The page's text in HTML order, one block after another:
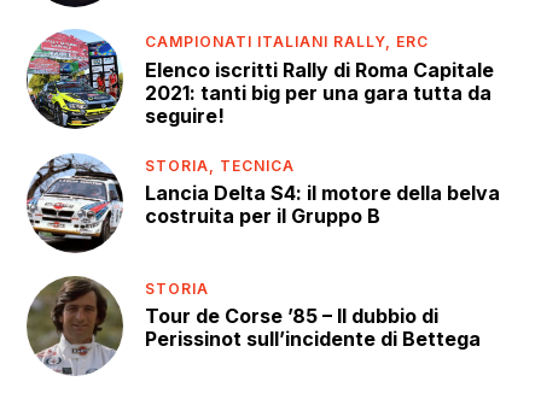
CAMPIONATI ITALIANI RALLY, ERC
Elenco iscritti Rally di Roma Capitale
2021: tanti big per una gara tutta da
seguire!
STORIA, TECNICA
Lancia Delta S4: il motore della belva
costruita per il Gruppo B
STORIA
Tour de Corse ’85 – Il dubbio di
Perissinot sull’incidente di Bettega